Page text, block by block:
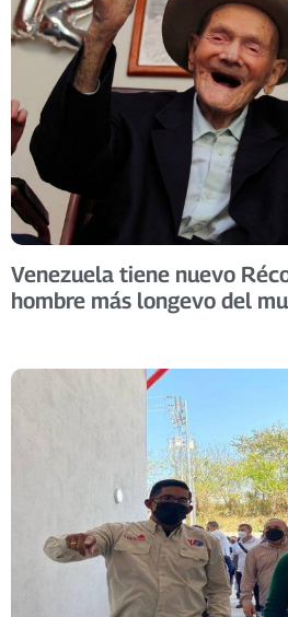
Venezuela tiene nuevo
hombre más longevo del